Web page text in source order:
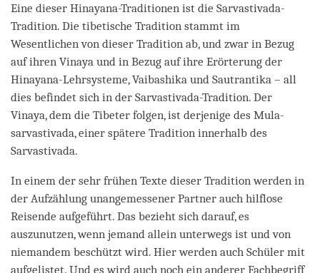
Eine dieser Hinayana-Traditionen ist die Sarvastivada-
Tradition. Die tibetische Tradition stammt im
Wesentlichen von dieser Tradition ab, und zwar in Bezug
auf ihren Vinaya und in Bezug auf ihre Erörterung der
Hinayana-Lehrsysteme, Vaibashika und Sautrantika – all
dies befindet sich in der Sarvastivada-Tradition. Der
Vinaya, dem die Tibeter folgen, ist derjenige des Mula-
sarvastivada, einer spätere Tradition innerhalb des
Sarvastivada.
In einem der sehr frühen Texte dieser Tradition werden in
der Aufzählung unangemessener Partner auch hilflose
Reisende aufgeführt. Das bezieht sich darauf, es
auszunutzen, wenn jemand allein unterwegs ist und von
niemandem beschützt wird. Hier werden auch Schüler mit
aufgelistet. Und es wird auch noch ein anderer Fachbegriff